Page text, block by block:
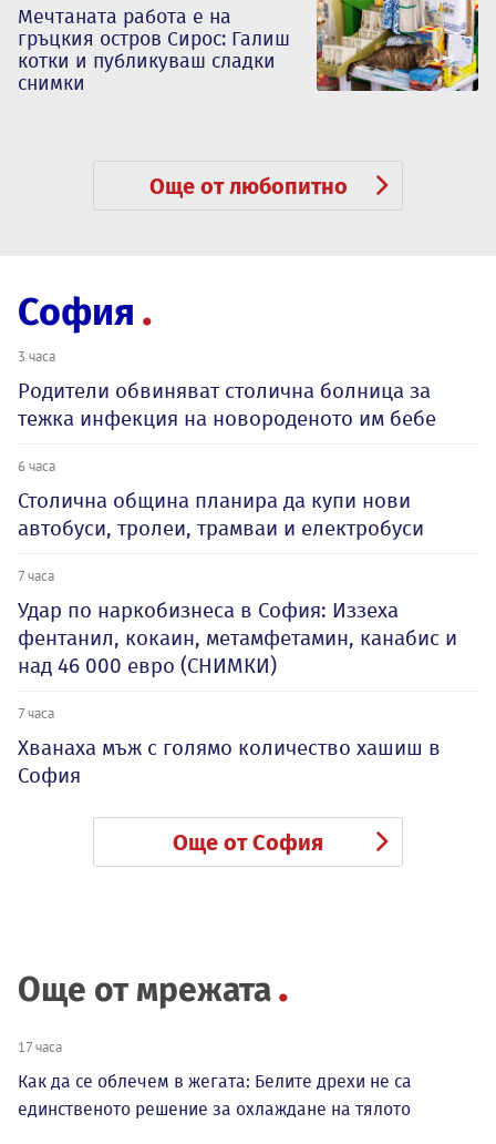
Мечтаната работа е на
гръцкия остров Сирос: Галиш
котки и публикуваш сладки
снимки
Още от любопитно
София
3 часа
Родители обвиняват столична болница за
тежка инфекция на новороденото им бебе
6 часа
Столична община планира да купи нови
автобуси, тролеи, трамваи и електробуси
7 часа
Удар по наркобизнеса в София: Иззеха
фентанил, кокаин, метамфетамин, канабис и
над 46 000 евро (СНИМКИ)
7 часа
Хванаха мъж с голямо количество хашиш в
София
Още от София
Още от мрежата
17 часа
Как да се облечем в жегата: Белите дрехи не са
единственото решение за охлаждане на тялото